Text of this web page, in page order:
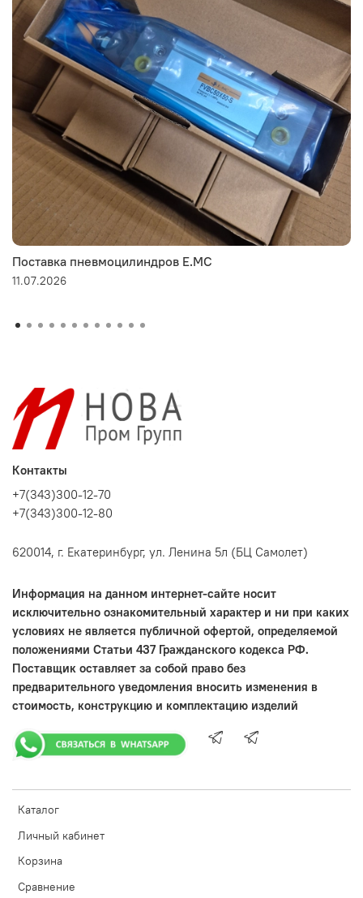
Поставка пневмоцилиндров E.MC
11.07.2026
Каталог
Личный кабинет
Корзина
Сравнение
Контакты
+7(343)300-12-70
+7(343)300-12-80
620014, г. Екатеринбург, ул. Ленина 5л (БЦ Самолет)
Информация на данном интернет-сайте носит
исключительно ознакомительный характер и ни при каких
условиях не является публичной офертой, определяемой
положениями Статьи 437 Гражданского кодекса РФ.
Поставщик оставляет за собой право без
предварительного уведомления вносить изменения в
стоимость, конструкцию и комплектацию изделий